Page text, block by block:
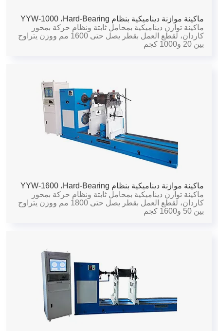
ماكينة موازنة ديناميكية بنظام Hard-Bearing،
YYW-1000
ماكينة توازن ديناميكية بمحامل ثابتة ونظام حركة بمحور
كاردان، لقطع العمل بقطر يصل حتى 1600 مم ووزن يتراوح
بين 20 و1000 كجم
ماكينة موازنة ديناميكية بنظام Hard-Bearing،
YYW-1600
ماكينة توازن ديناميكية بمحامل ثابتة ونظام حركة بمحور
كاردان، لقطع العمل بقطر يصل حتى 1800 مم ووزن يتراوح
بين 50 و1600 كجم